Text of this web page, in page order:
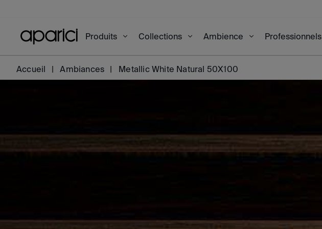
Produits Collections Ambience Professionnels
Accueil Ambiances Metallic White Natural 50X100